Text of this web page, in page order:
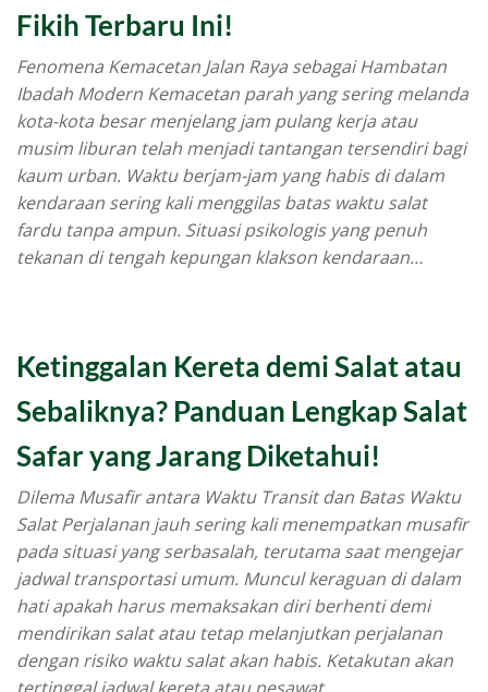
Fikih Terbaru Ini!
Fenomena Kemacetan Jalan Raya sebagai Hambatan
Ibadah Modern Kemacetan parah yang sering melanda
kota-kota besar menjelang jam pulang kerja atau
musim liburan telah menjadi tantangan tersendiri bagi
kaum urban. Waktu berjam-jam yang habis di dalam
kendaraan sering kali menggilas batas waktu salat
fardu tanpa ampun. Situasi psikologis yang penuh
tekanan di tengah kepungan klakson kendaraan…
Ketinggalan Kereta demi Salat atau
Sebaliknya? Panduan Lengkap Salat
Safar yang Jarang Diketahui!
Dilema Musafir antara Waktu Transit dan Batas Waktu
Salat Perjalanan jauh sering kali menempatkan musafir
pada situasi yang serbasalah, terutama saat mengejar
jadwal transportasi umum. Muncul keraguan di dalam
hati apakah harus memaksakan diri berhenti demi
mendirikan salat atau tetap melanjutkan perjalanan
dengan risiko waktu salat akan habis. Ketakutan akan